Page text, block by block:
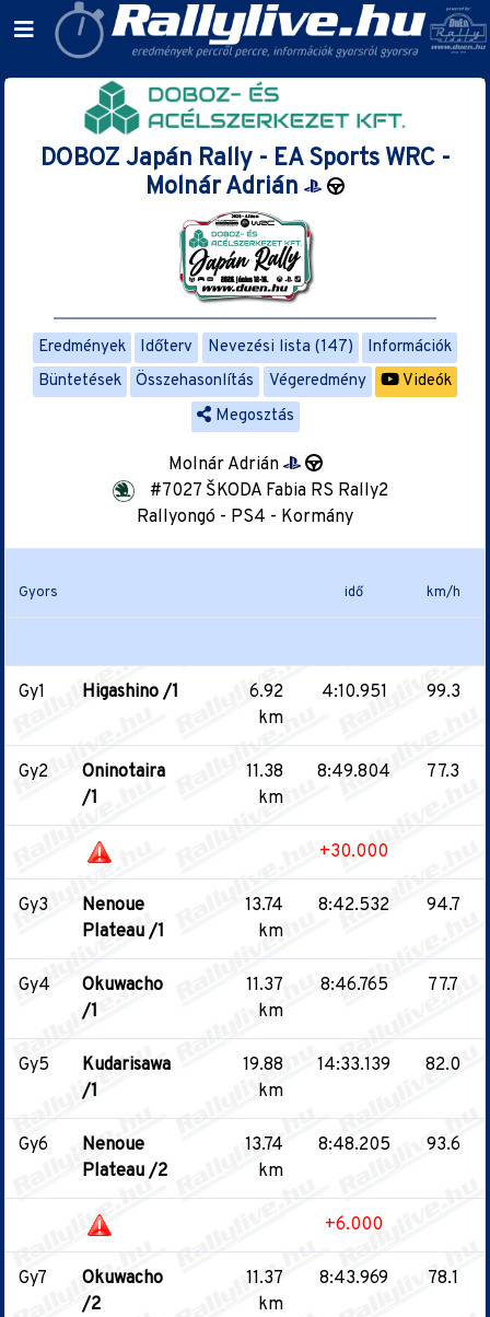
DOBOZ Japán Rally - EA Sports WRC -
Molnár Adrián
Eredmények Időterv Nevezési lista (147)
Információk
Büntetések
Összehasonlítás Végeredmény
Videók
Megosztás
Molnár Adrián
#7027 ŠKODA Fabia RS Rally2
Rallyongó - PS4 - Kormány
Gyors idő km/h
Gy1 Higashino /1
6.92
km
4:10.951 99.3
Gy2
Oninotaira
/1
11.38
km
8:49.804 77.3
+30.000
Gy3
Nenoue
Plateau /1
13.74
km
8:42.532 94.7
Gy4
Okuwacho
/1
11.37
km
8:46.765 77.7
Gy5
Kudarisawa
/1
19.88
km
14:33.139 82.0
Gy6
Nenoue
Plateau /2
13.74
km
8:48.205 93.6
+6.000
Gy7
Okuwacho
/2
11.37
km
8:43.969 78.1